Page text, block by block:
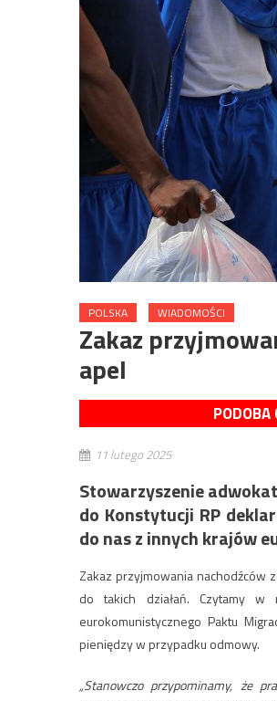
POLSKA WIADOMOŚCI
Zakaz
apel
11 lutego 2025
Stowarzyszenie
do Konstytucji RP
do nas z innych krajów
Zakaz przyjmowania nachodźców
do takich działań. Czytamy
eurokomunistycznego Paktu
pieniędzy w przypadku odmowy.
„Stanowczo przypominamy, że